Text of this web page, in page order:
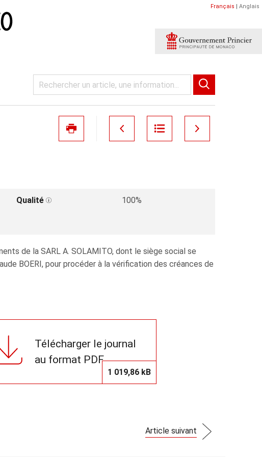
Français | Anglais
Qualité
100%
de la SARL A. SOLAMITO, dont le siège social se
BOERI, pour procéder à la vérification des créances de
Télécharger le journal
au format PDF
1 019,86 kB
Article suivant